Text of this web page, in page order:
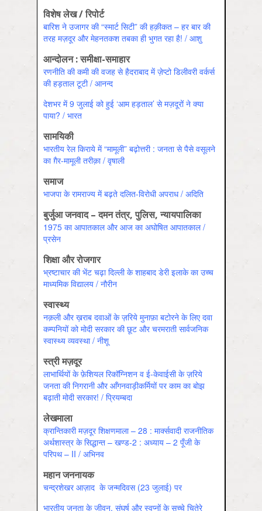
विशेष लेख / रिपोर्ट
बारिश ने उजागर की “स्मार्ट सिटी” की हक़ीकत – हर बार की
तरह मज़दूर और मेहनतकश तबका ही भुगत रहा है! / आशु
आन्दोलन : समीक्षा-समाहार
रणनीति की कमी की वजह से हैदराबाद में ज़ेप्टो डिलीवरी वर्कर्स
की हड़ताल टूटी / आनन्‍द
देशभर में 9 जुलाई को हुई ‘आम हड़ताल’ से मज़दूरों ने क्या
पाया? / भारत
सामयिकी
भारतीय रेल किराये में “मामूली” बढ़ोत्तरी : जनता से पैसे वसूलने
का ग़ैर-मामूली तरीक़ा / वृषाली
समाज
भाजपा के रामराज्य में बढ़ते दलित-विरोधी अपराध / अदिति
बुर्जुआ जनवाद – दमन तंत्र, पुलिस, न्यायपालिका
1975 का आपातकाल और आज का अघोषित आपातकाल /
प्रसेन
शिक्षा और रोजगार
भ्रष्टाचार की भेंट चढ़ा दिल्ली के शाहबाद डेरी इलाके का उच्च
माध्यमिक विद्यालय / नौरीन
स्वास्‍थ्‍य
नक़ली और ख़राब दवाओं के ज़रिये मुनाफ़ा बटोरने के लिए दवा
कम्पनियों को मोदी सरकार की छूट और चरमराती सार्वजनिक
स्वास्थ्य व्यवस्था / नीशू
स्त्री मज़दूर
लाभार्थियों के फ़ेशियल रिकॉग्निशन व ई-केवाईसी के ज़रिये
जनता की निगरानी और आँगनवाड़ीकर्मियों पर काम का बोझ
बढ़ाती मोदी सरकार! / प्रियम्बदा
लेखमाला
क्रान्तिकारी मज़दूर शिक्षणमाला – 28 : मार्क्सवादी राजनीतिक
अर्थशास्त्र के सिद्धान्त – खण्ड-2 : अध्याय – 2 पूँजी के
परिपथ – II / अभिनव
महान जननायक
चन्द्रशेखर आज़ाद के जन्मदिवस (23 जुलाई) पर
भारतीय जनता के जीवन, संघर्ष और स्वप्नों के सच्चे चितेरे